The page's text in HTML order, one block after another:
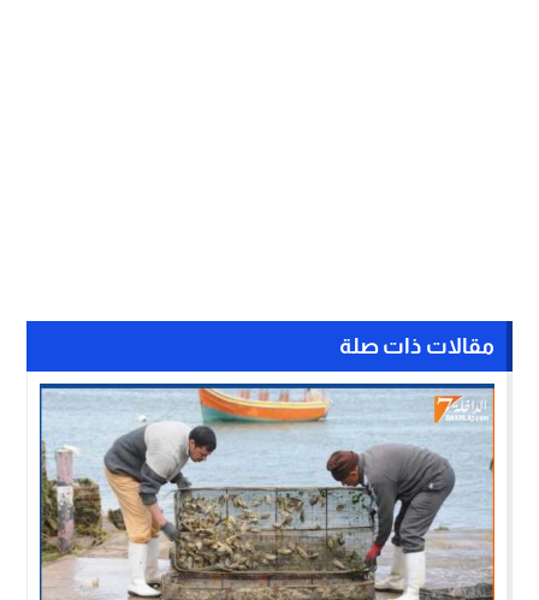
مقالات ذات صلة